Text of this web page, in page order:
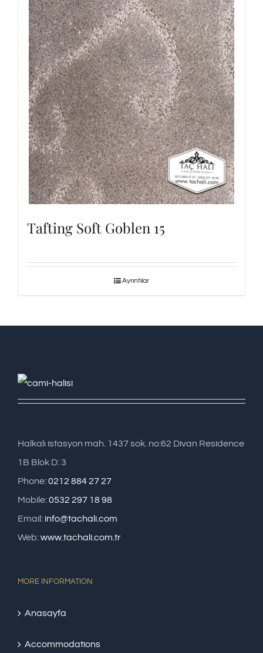
Tafting Soft Goblen 15
Ayrıntılar
Halkalı istasyon mah. 1437 sok. no:62 Divan Residence
1B Blok D: 3
Phone:0212 884 27 27
Mobile:0532 297 18 98
Email: info@tachali.com
Web:www.tachali.com.tr
MORE INFORMATION
Anasayfa
Accommodations